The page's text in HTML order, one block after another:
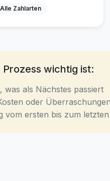
Alle Zahlarten
wichtig ist:
was als Nächstes passiert
oder Überraschungen
vom ersten bis zum